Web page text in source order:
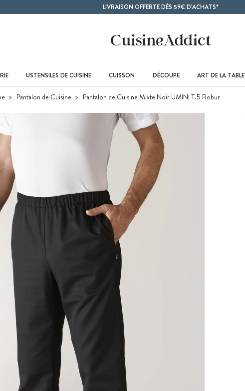
LIVRAISON OFFERTE DÈS 59€ D'ACHATS*
USTENSILES DE CUISINE CUISSON DÉCOUPE ART DE LA TABLE
Pantalon de Cuisine Pantalon de Cuisine Mixte Noir UMINI T.5 Robur